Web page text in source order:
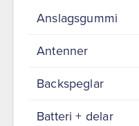
Anslagsgummi
Antenner
Backspeglar
Batteri + delar